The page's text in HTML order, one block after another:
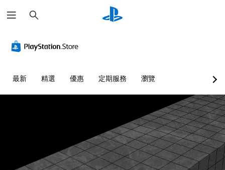
尋
最新 精選 優惠 定期服務 瀏覽